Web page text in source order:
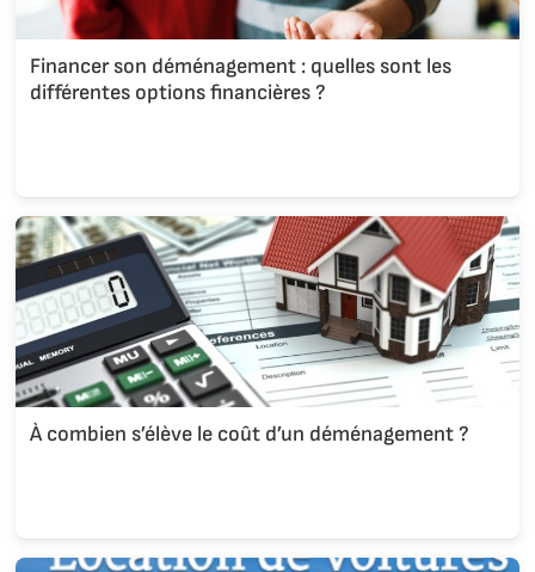
Financer son déménagement : quelles sont les
différentes options financières ?
À combien s’élève le coût d’un déménagement ?